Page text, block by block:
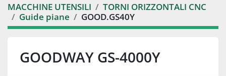
MACCHINE UTENSILI
TORNI ORIZZONTALI CNC
Guide piane
GOOD.GS40Y
GOODWAY GS-4000Y